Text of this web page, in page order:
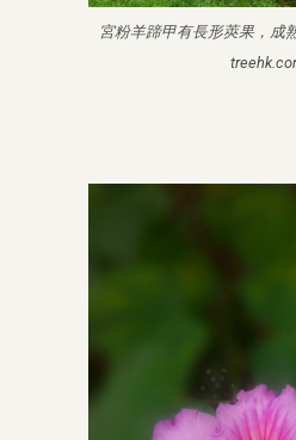
宮粉羊蹄甲有長形莢果，成